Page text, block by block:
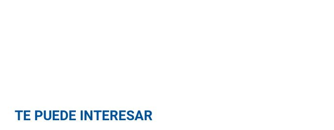
TE PUEDE INTERESAR